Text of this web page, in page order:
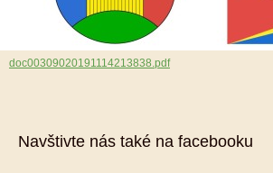
30. 9. 2019
doc00309020191114213838.pdf
Navštivte nás také na facebooku